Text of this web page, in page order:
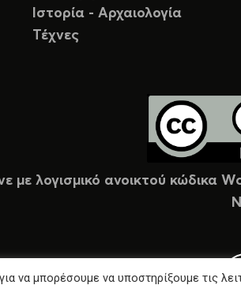
Ιστορία - Αρχαιολογία
Τέχνες
με λογισμικό ανοικτού
να μπορέσουμε να υποστηρίξουμε τις